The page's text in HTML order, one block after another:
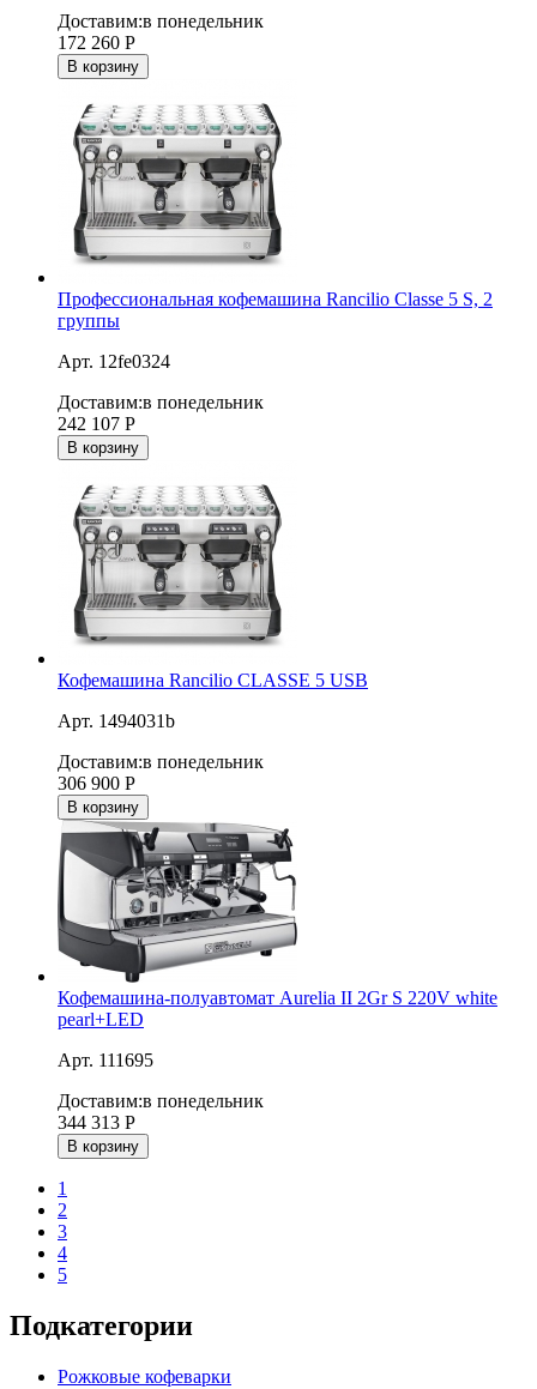
Доставим:в понедельник
172 260 Р
В корзину
Профессиональная кофемашина Rancilio Classe 5 S, 2
группы
Арт. 12fe0324
Доставим:в понедельник
242 107 Р
В корзину
Кофемашина Rancilio CLASSE 5 USB
Арт. 1494031b
Доставим:в понедельник
306 900 Р
В корзину
Кофемашина-полуавтомат Aurelia II 2Gr S 220V white
pearl+LED
Арт. 111695
Доставим:в понедельник
344 313 Р
В корзину
1
2
3
4
5
Подкатегории
Рожковые кофеварки